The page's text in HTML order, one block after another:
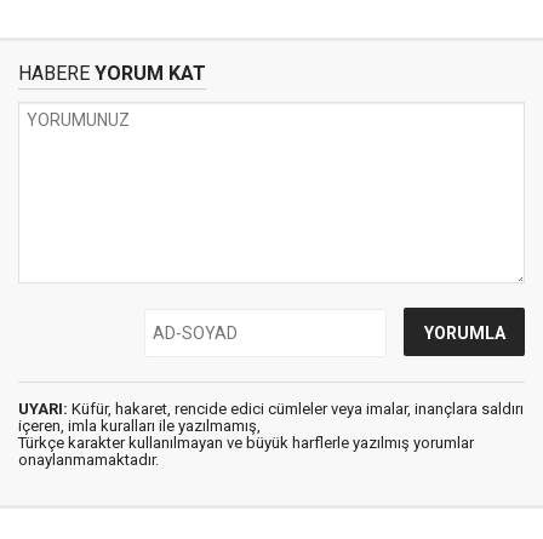
HABERE YORUM KAT
UYARI: Küfür, hakaret, rencide edici cümleler veya imalar, inançlara saldırı
içeren, imla kuralları ile yazılmamış,
Türkçe karakter kullanılmayan ve büyük harflerle yazılmış yorumlar
onaylanmamaktadır.